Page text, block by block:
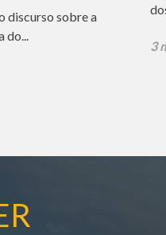
discurso sobre a
3